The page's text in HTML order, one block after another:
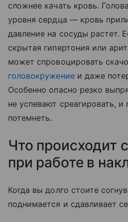
сложнее качать кровь.
уровня сердца — кровь
давление на сосуды растет.
скрытая гипертония или
может спровоцировать
головокружениеи даже
Особенно опасно резко
не успевают среагировать,
потемнеть.
Что происходит
при работе в
Когда вы долго стоите
поднимается и сдавливает